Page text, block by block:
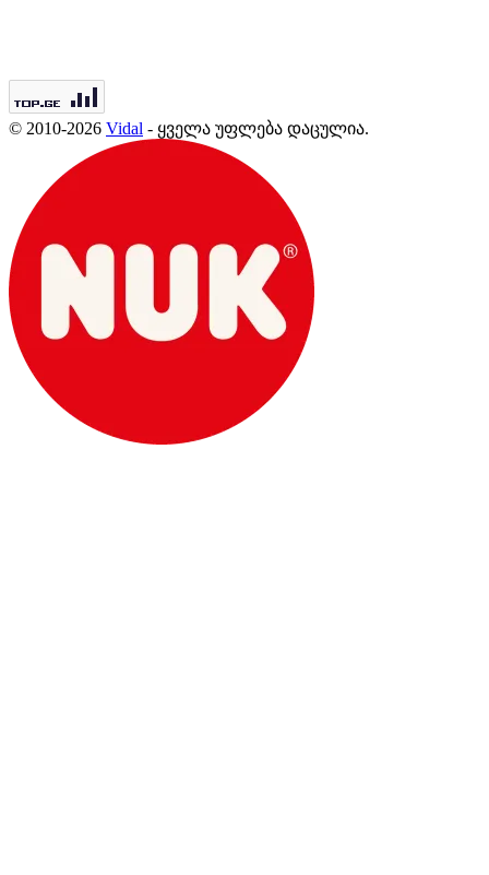
© 2010-2026 Vidal - ყველა უფლება დაცულია.